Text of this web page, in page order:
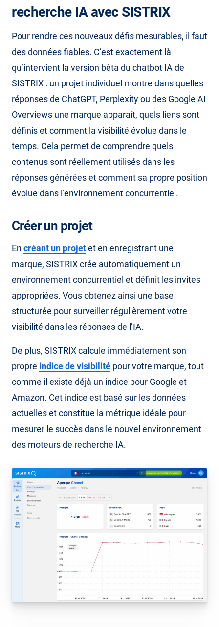
recherche IA avec SISTRIX
Pour rendre ces nouveaux défis mesurables, il faut
des données fiables. C’est exactement là
qu’intervient la version bêta du chatbot IA de
SISTRIX : un projet individuel montre dans quelles
réponses de ChatGPT, Perplexity ou des Google AI
Overviews une marque apparaît, quels liens sont
définis et comment la visibilité évolue dans le
temps. Cela permet de comprendre quels
contenus sont réellement utilisés dans les
réponses générées et comment sa propre position
évolue dans l’environnement concurrentiel.
Créer un projet
En créant un projetet en enregistrant une
marque, SISTRIX crée automatiquement un
environnement concurrentiel et définit les invites
appropriées. Vous obtenez ainsi une base
structurée pour surveiller régulièrement votre
visibilité dans les réponses de l’IA.
De plus, SISTRIX calcule immédiatement son
propre indice de visibilité pour votre marque, tout
comme il existe déjà un indice pour Google et
Amazon. Cet indice est basé sur les données
actuelles et constitue la métrique idéale pour
mesurer le succès dans le nouvel environnement
des moteurs de recherche IA.